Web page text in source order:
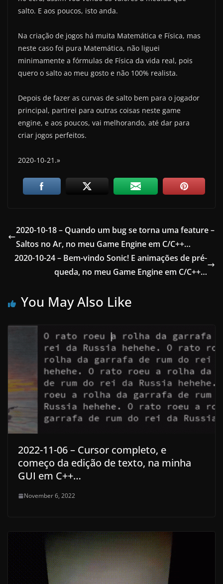
salto. E aos poucos, isto anda.
Na criação de jogos há muita Matemática e Física, mas
neste caso foi pura Matemática, não liguei
minimamente a fórmulas de Física da vida real, pois
quero o salto ao meu gosto e não 100% realista.
Depois de fazer as curvas de salto bem para o jogador
principal, partirei para outras coisas neste game
engine, e aos poucos, vai melhorando, até dar para
criar jogos perfeitos.
2020-10-21.»
2020-10-18 – Quando um bug se torna uma feature –
Saltos no Ar, no meu Game Engine em C/C++…
2020-10-24 – Bem-vindo Sonic! E animações de pré-
queda, no meu Game Engine em C/C++…
You May Also Like
2022-11-06 – Cursor completo, e
começo da edição de texto, na minha
GUI em C++…
November 6, 2022